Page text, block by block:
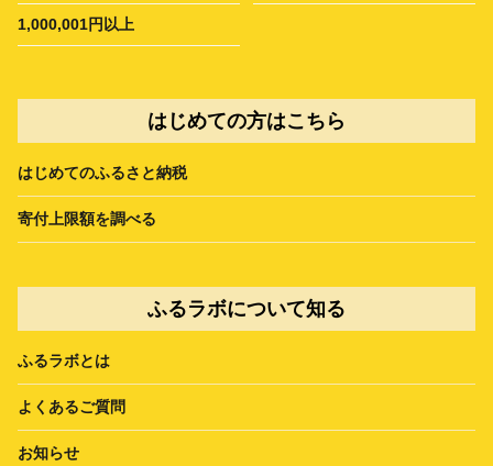
1,000,001円以上
はじめての方はこちら
はじめてのふるさと納税
寄付上限額を調べる
ふるラボについて知る
ふるラボとは
よくあるご質問
お知らせ